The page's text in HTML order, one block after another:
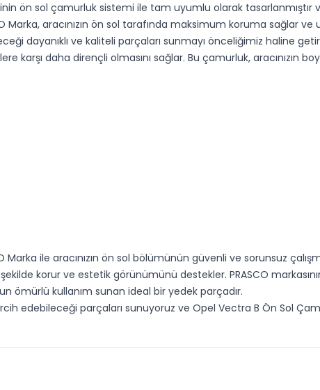
ön sol çamurluk sistemi ile tam uyumlu olarak tasarlanmıştır
Marka, aracınızın ön sol tarafında maksimum koruma sağlar
dayanıklı ve kaliteli parçaları sunmayı önceliğimiz haline
karşı daha dirençli olmasını sağlar. Bu çamurluk, aracınızın
ile aracınızın ön sol bölümünün güvenli ve sorunsuz
korur ve estetik görünümünü destekler. PRASCO
ömürlü kullanım sunan ideal bir yedek parçadır.
edebileceği parçaları sunuyoruz ve Opel Vectra B Ön Sol